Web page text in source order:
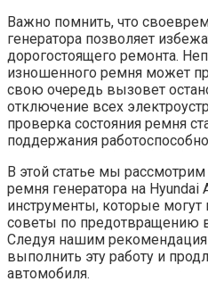
Важно помнить, что
генератора позволяет
дорогостоящего ремонта.
изношенного ремня может
свою очередь вызовет
отключение всех
проверка состояния ремня
поддержания
В этой статье мы
ремня генератора на Hyundai
инструменты, которые могут
советы по предотвращению
Следуя нашим
выполнить эту работу и
автомобиля.